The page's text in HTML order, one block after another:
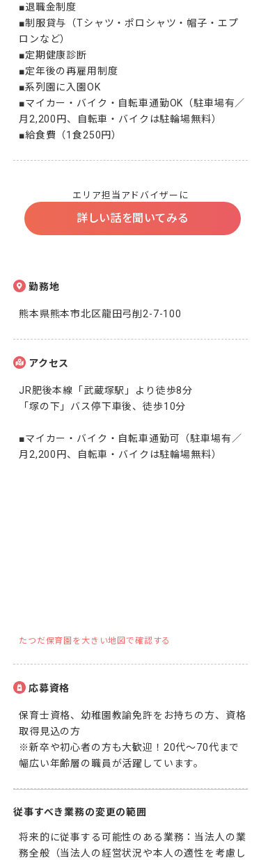
■退職金制度
■制服貸与（Tシャツ・ポロシャツ・帽子・エプ
ロンなど）
■定期健康診断
■定年後の再雇用制度
■系列園に入園OK
■マイカー・バイク・自転車通勤OK（駐車場有／
月2,200円、自転車・バイクは駐輪場無料）
■給食費（1食250円）
エリア担当アドバイザーに
詳しい話を聞いてみる
勤務地
熊本県熊本市北区龍田弓削2-7-100
アクセス
JR肥後本線「武蔵塚駅」より徒歩8分
「塚の下」バス停下車後、徒歩10分
■マイカー・バイク・自転車通勤可（駐車場有／
月2,200円、自転車・バイクは駐輪場無料）
たつだ保育園を大きい地図で確認する
応募資格
保育士資格、幼稚園教諭免許をお持ちの方、資格
取得見込の方
※新卒や初心者の方も大歓迎！20代～70代まで
幅広い年齢層の職員が活躍しています。
従事すべき業務の変更の範囲
将来的に従事する可能性のある業務：当法人の業
務全般（当法人の経営状況や本人の適性を考慮し